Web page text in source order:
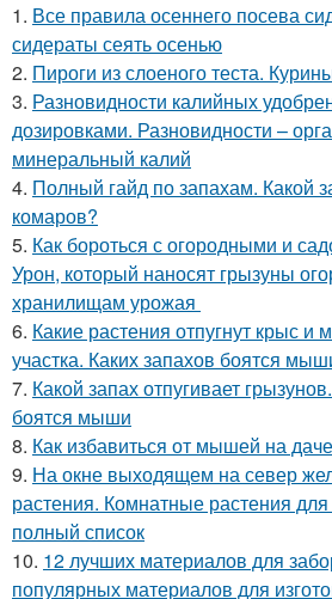
1. Все правила осеннего посева
сидераты сеять осенью
2. Пироги из слоеного теста.
3. Разновидности калийных
дозировками. Разновидности –
минеральный калий
4. Полный гайд по запахам. Какой
комаров?
5. Как бороться с огородными и
Урон, который наносят грызуны
хранилищам урожая
6. Какие растения отпугнут крыс
участка. Каких запахов боятся
7. Какой запах отпугивает
боятся мыши
8. Как избавиться от мышей на
9. На окне выходящем на север
растения. Комнатные растения
полный список
10. 12 лучших материалов для
популярных материалов для